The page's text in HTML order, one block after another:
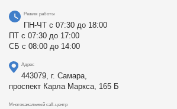
Режим работы
ПН-ЧТ с 07:30 до 18:00
ПТ с 07:30 до 17:00
СБ с 08:00 до 14:00
Адрес
443079, г. Самара,
проспект Карла Маркса, 165 Б
Многоканальный call-центр